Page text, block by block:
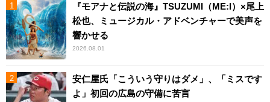
『モアナと伝説の海』TSUZUMI（ME:I）×尾上
松也、ミュージカル・アドベンチャーで美声を
響かせる
2026.08.01
安仁屋氏「こういう守りはダメ」、「ミスです
よ」初回の広島の守備に苦言